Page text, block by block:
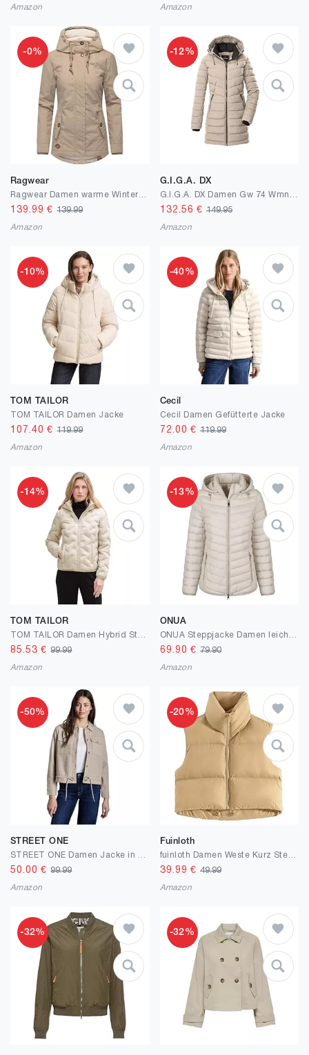
Amazon Amazon
-0%
Ragwear
Ragwear Damen warme Winterjacke kurz mit Kapuze Monade Intl XS-6XL
139.99 €139.99
Amazon
-12%
G.I.G.A. DX
132.56 € 149.95
Amazon
-10%
TOM TAILOR
TOM TAILOR Damen Jacke
107.40 €119.99
Amazon
-40%
Cecil
Cecil Damen Gefütterte Jacke
72.00 € 119.99
Amazon
-14%
TOM TAILOR
85.53 €99.99
Amazon
-13%
ONUA
69.90 € 79.90
Amazon
-50%
STREET ONE
50.00 €99.99
Amazon
-20%
Fuinloth
39.99 € 49.99
Amazon
-32% -32%